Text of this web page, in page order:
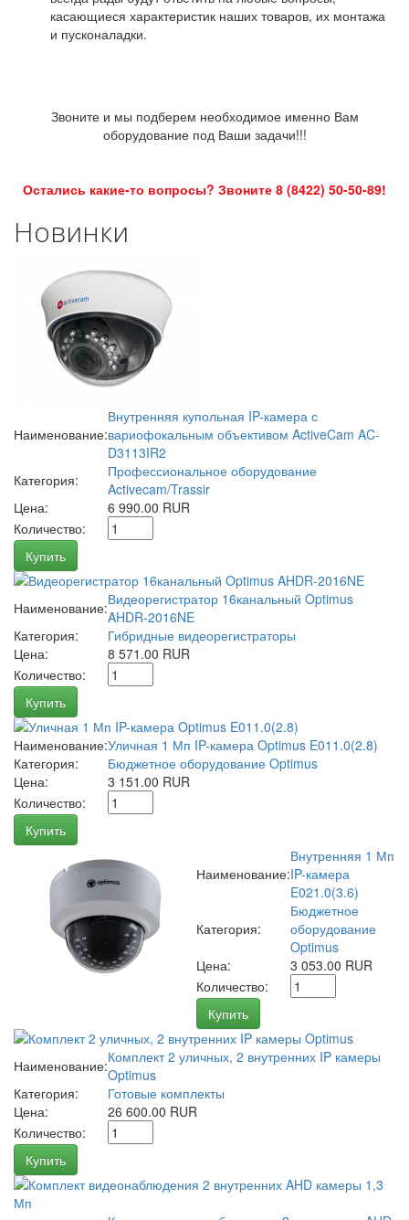
касающиеся характеристик наших товаров, их монтажа
и пусконаладки.
Звоните и мы подберем необходимое именно Вам
оборудование под Ваши задачи!!!
Остались какие-то вопросы? Звоните 8 (8422) 50-50-89!
Новинки
Наименование:
Внутренняя купольная IP-камера с
вариофокальным объективом ActiveCam AC-
D3113IR2
Категория:
Профессиональное оборудование
Activecam/Trassir
Цена:
6 990.00 RUR
Количество:
Купить
Наименование:Видеорегистратор 16канальный Optimus
AHDR-2016NE
Категория:
Гибридные видеорегистраторы
Цена:
8 571.00 RUR
Количество:
Купить
Наименование:Уличная 1 Мп IP-камера Optimus E011.0(2.8)
Категория:
Бюджетное оборудование Optimus
Цена:
3 151.00 RUR
Количество:
Купить
Наименование:
Внутренняя 1 Мп
IP-камера
E021.0(3.6)
Категория:
Бюджетное
оборудование
Optimus
Цена:
3 053.00 RUR
Количество:
Купить
Наименование:Комплект 2 уличных, 2 внутренних IP камеры
Optimus
Категория:
Готовые комплекты
Цена:
26 600.00 RUR
Количество:
Купить